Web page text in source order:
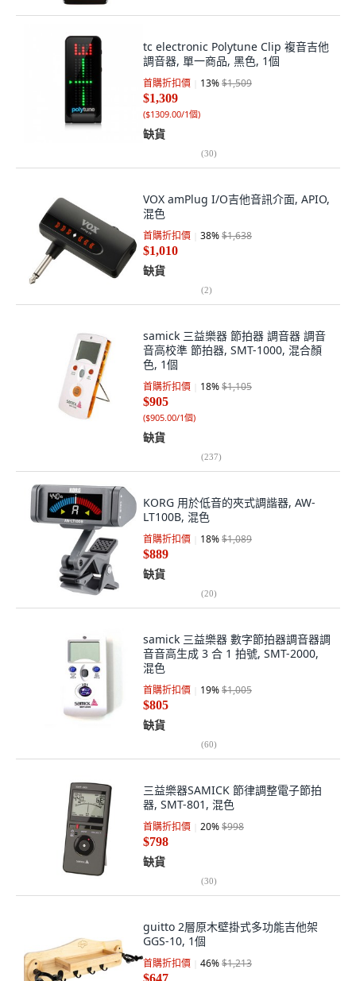
tc electronic Polytune Clip 複音吉他
調音器, 單一商品, 黑色, 1個
首購折扣價 13%$1,509
$1,309
($1309.00/1個)
缺貨
(30)
VOX amPlug I/O吉他音訊介面, APIO,
混色
首購折扣價 38%$1,638
$1,010
缺貨
(2)
samick 三益樂器 節拍器 調音器 調音
音高校準 節拍器, SMT-1000, 混合顏
色, 1個
首購折扣價 18%$1,105
$905
($905.00/1個)
缺貨
(237)
KORG 用於低音的夾式調諧器, AW-
LT100B, 混色
首購折扣價 18%$1,089
$889
缺貨
(20)
samick 三益樂器 數字節拍器調音器調
音音高生成 3 合 1 拍號, SMT-2000,
混色
首購折扣價 19%$1,005
$805
缺貨
(60)
三益樂器SAMICK 節律調整電子節拍
器, SMT-801, 混色
首購折扣價 20%$998
$798
缺貨
(30)
guitto 2層原木壁掛式多功能吉他架
GGS-10, 1個
首購折扣價 46%$1,213
$647